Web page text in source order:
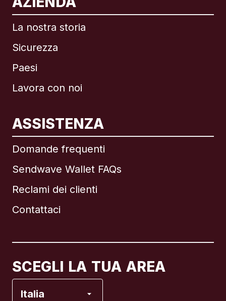
La nostra storia
Sicurezza
Paesi
Lavora con noi
ASSISTENZA
Domande frequenti
Sendwave Wallet FAQs
Reclami dei clienti
Contattaci
SCEGLI LA TUA AREA
Italia
Internazionale English
Brasile